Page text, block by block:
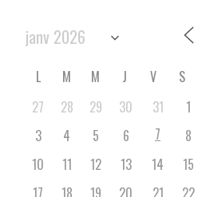
L M M J V S
27
28 29 30 31 1
3
4 5 6 7 8
10
11 12 13 14 15